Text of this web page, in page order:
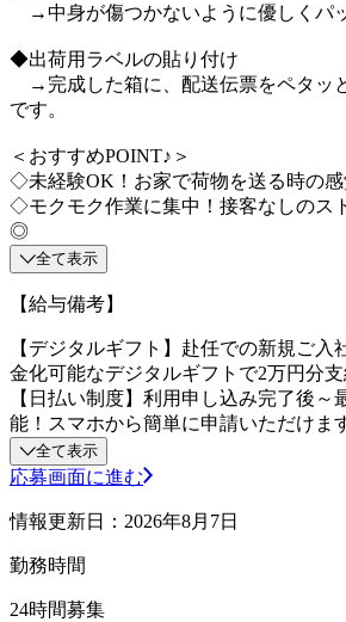
→中身が傷つかないように優しくパ
◆出荷用ラベルの貼り付け
→完成した箱に、配送伝票をペタッ
です。
＜おすすめPOINT♪＞
◇未経験OK！お家で荷物を送る時の感
◇モクモク作業に集中！接客なしのス
◎
全て表示
【給与備考】
【デジタルギフト】赴任での新規ご入
金化可能なデジタルギフトで2万円分支
【日払い制度】利用申し込み完了後～
能！スマホから簡単に申請いただけま
全て表示
応募画面に進む
情報更新日：2026年8月7日
勤務時間
24時間募集